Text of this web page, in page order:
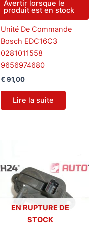
Avertir lorsque le
produit est en stock
Unité De Commande
Bosch EDC16C3
0281011558
9656974680
€ 91,00
Lire la suite
EN RUPTURE DE
STOCK